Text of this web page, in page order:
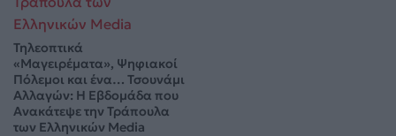
Τηλεοπτικά
«Μαγειρέματα», Ψηφιακοί
Πόλεμοι και ένα… Τσουνάμι
Αλλαγών: Η Εβδομάδα που
Ανακάτεψε την Τράπουλα
των Ελληνικών Media